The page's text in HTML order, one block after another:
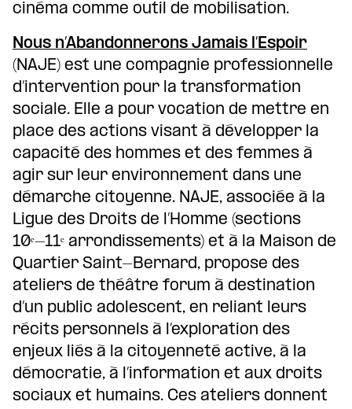
cinéma comme outil de mobilisation.
Nous n’Abandonnerons Jamais l’Espoir
(NAJE) est une compagnie professionnelle
d’intervention pour la transformation
sociale. Elle a pour vocation de mettre en
place des actions visant à développer la
capacité des hommes et des femmes à
agir sur leur environnement dans une
démarche citoyenne. NAJE, associée à la
Ligue des Droits de l’Homme (sections
10ᵉ-11ᵉ arrondissements) et à la Maison de
Quartier Saint-Bernard, propose des
ateliers de théâtre forum à destination
d’un public adolescent, en reliant leurs
récits personnels à l’exploration des
enjeux liés à la citoyenneté active, à la
démocratie, à l’information et aux droits
sociaux et humains. Ces ateliers donnent